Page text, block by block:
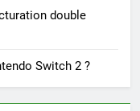
double
Switch 2 ?